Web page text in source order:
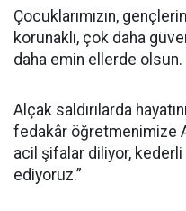
Çocuklarımızın,
korunaklı, çok daha
daha emin ellerde olsun.
Alçak saldırılarda
fedakâr öğretmenimize
acil şifalar diliyor,
ediyoruz.”